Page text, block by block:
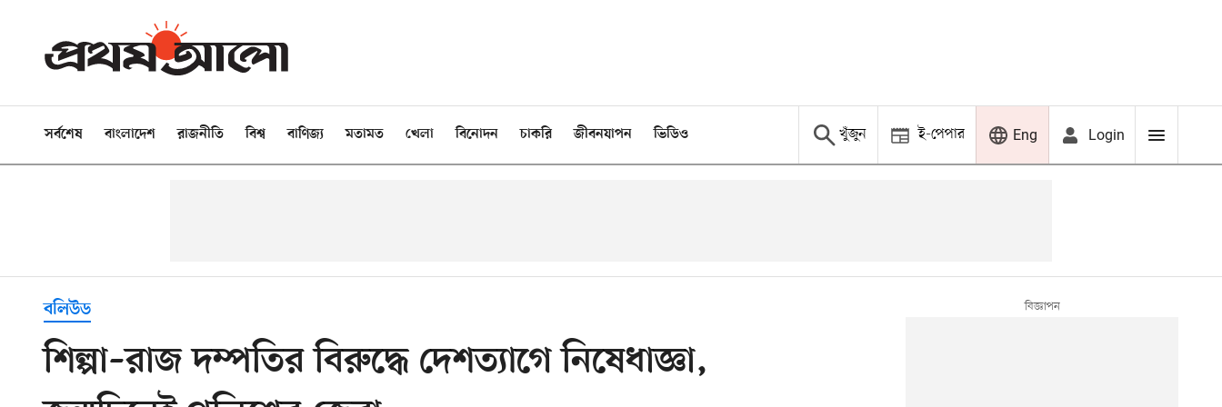
সর্বশেষ বাংলাদেশ রাজনীতি বিশ্ব বাণিজ্য মতামত খেলা বিনোদন চাকরি জীবনযাপন ভিডিও খুঁজুন ই-পেপার Eng Login
বলিউড
শিল্পা–রাজ দম্পতির বিরুদ্ধে দেশত্যাগে নিষেধাজ্ঞা,